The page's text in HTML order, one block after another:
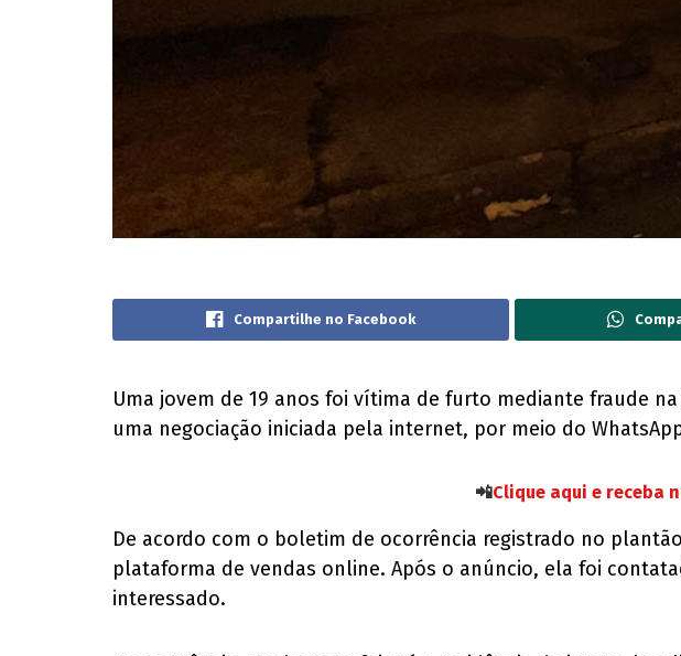
Compartilhe no Facebook
Uma jovem de 19 anos foi vítima de furto mediante fraude
uma negociação iniciada pela internet, por meio do
📲Clique aqui e receba
De acordo com o boletim de ocorrência registrado no
plataforma de vendas online. Após o anúncio, ela foi
interessado.